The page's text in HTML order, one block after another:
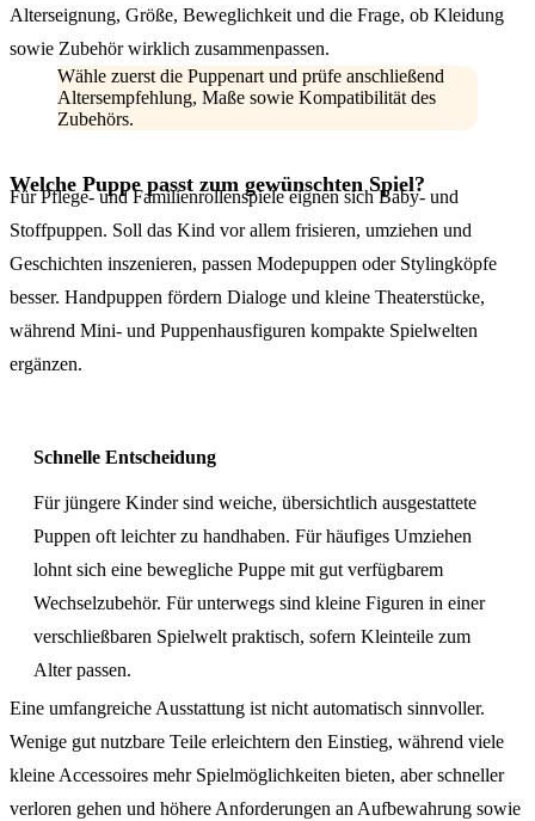
Alterseignung, Größe, Beweglichkeit und die Frage, ob Kleidung
sowie Zubehör wirklich zusammenpassen.
Wähle zuerst die Puppenart und prüfe anschließend
Altersempfehlung, Maße sowie Kompatibilität des
Zubehörs.
Welche Puppe passt zum gewünschten Spiel?
Für Pflege- und Familienrollenspiele eignen sich Baby- und
Stoffpuppen. Soll das Kind vor allem frisieren, umziehen und
Geschichten inszenieren, passen Modepuppen oder Stylingköpfe
besser. Handpuppen fördern Dialoge und kleine Theaterstücke,
während Mini- und Puppenhausfiguren kompakte Spielwelten
ergänzen.
Schnelle Entscheidung
Für jüngere Kinder sind weiche, übersichtlich ausgestattete
Puppen oft leichter zu handhaben. Für häufiges Umziehen
lohnt sich eine bewegliche Puppe mit gut verfügbarem
Wechselzubehör. Für unterwegs sind kleine Figuren in einer
verschließbaren Spielwelt praktisch, sofern Kleinteile zum
Alter passen.
Eine umfangreiche Ausstattung ist nicht automatisch sinnvoller.
Wenige gut nutzbare Teile erleichtern den Einstieg, während viele
kleine Accessoires mehr Spielmöglichkeiten bieten, aber schneller
verloren gehen und höhere Anforderungen an Aufbewahrung sowie